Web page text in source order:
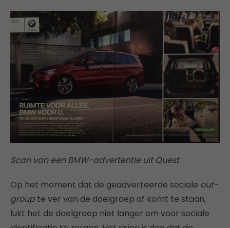
Scan van een BMW-advertentie uit Quest
Op het moment dat de geadverteerde sociale out-
groupte ver van de doelgroep af komt te staan,
lukt het de doelgroep niet langer om voor sociale